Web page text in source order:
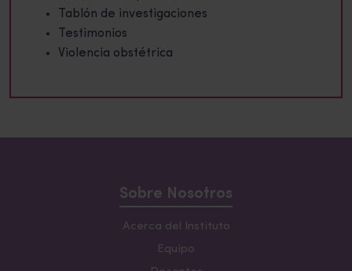
Tablón de investigaciones
Testimonios
Violencia obstétrica
Sobre Nosotros
Acerca del Instituto
Equipo